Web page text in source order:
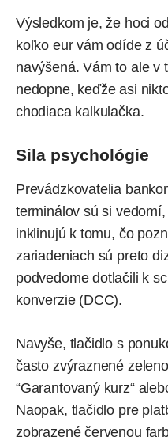
Výsledkom je, že hoci
koľko eur vám odíde z
navýšená. Vám to ale v
nedopne, keďže asi
chodiaca kalkulačka.
Sila psychológie
Prevádzkovatelia
terminálov sú si
inklinujú k tomu, čo
zariadeniach sú preto
podvedome dotlačili k
konverzie (DCC).
Navyše, tlačidlo s
často zvýraznené
“Garantovaný kurz“
Naopak, tlačidlo pre
zobrazené červenou